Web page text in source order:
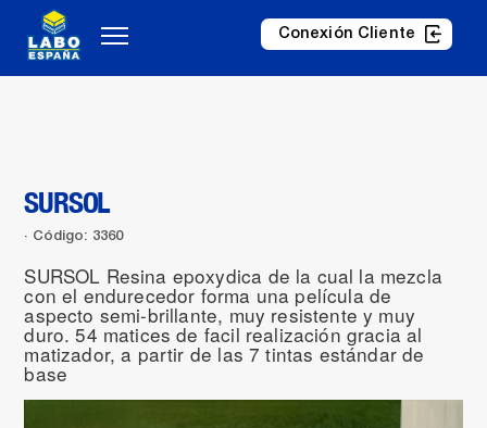
Conexión Cliente
SURSOL
Código: 3360
SURSOL Resina epoxydica de la cual la mezcla
con el endurecedor forma una película de
aspecto semi-brillante, muy resistente y muy
duro. 54 matices de facil realización gracia al
matizador, a partir de las 7 tintas estándar de
base